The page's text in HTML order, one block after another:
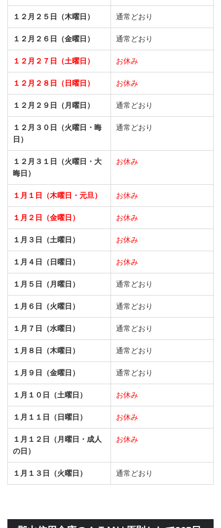
１２月２５日（木曜日） 通常どおり
１２月２６日（金曜日） 通常どおり
１２月２７日（土曜日） お休み
１２月２８日（日曜日） お休み
１２月２９日（月曜日） 通常どおり
１２月３０日（火曜日・晦
日）
通常どおり
１２月３１日（火曜日・大
晦日）
お休み
１月１日（木曜日・元旦） お休み
１月２日（金曜日） お休み
１月３日（土曜日） お休み
１月４日（日曜日） お休み
１月５日（月曜日） 通常どおり
１月６日（火曜日） 通常どおり
１月７日（水曜日） 通常どおり
１月８日（木曜日） 通常どおり
１月９日（金曜日） 通常どおり
１月１０日（土曜日） お休み
１月１１日（日曜日） お休み
１月１２日（月曜日・成人
の日）
お休み
１月１３日（火曜日） 通常どおり